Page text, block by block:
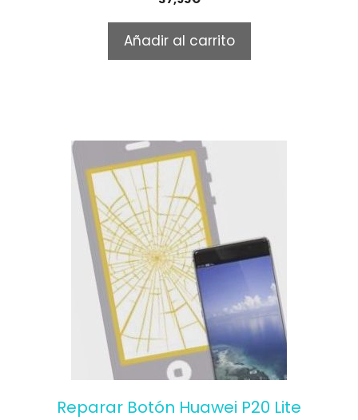
o
f
5
Añadir al carrito
Reparar Botón Huawei P20 Lite